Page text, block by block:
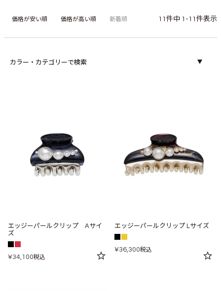
価格が安い順 価格が高い順 新着順 11 件中 1 - 11 件表示
カラー・カテゴリーで検索
エッジーパールクリップ Aサイ
ズ
¥34,100税込
エッジーパールクリップ Lサイズ
¥36,300税込